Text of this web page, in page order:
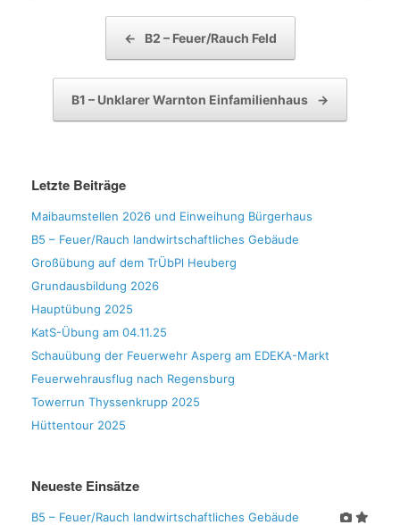
← B2 – Feuer/Rauch Feld
B1 – Unklarer Warnton Einfamilienhaus →
Letzte Beiträge
Maibaumstellen 2026 und Einweihung Bürgerhaus
B5 – Feuer/Rauch landwirtschaftliches Gebäude
Großübung auf dem TrÜbPl Heuberg
Grundausbildung 2026
Hauptübung 2025
KatS-Übung am 04.11.25
Schauübung der Feuerwehr Asperg am EDEKA-Markt
Feuerwehrausflug nach Regensburg
Towerrun Thyssenkrupp 2025
Hüttentour 2025
Neueste Einsätze
B5 – Feuer/Rauch landwirtschaftliches Gebäude